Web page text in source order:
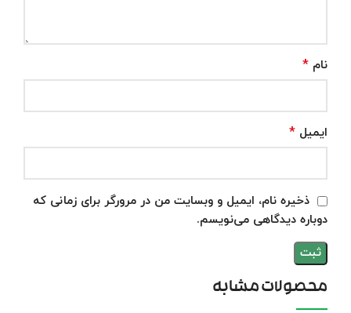
نام *
ایمیل *
ذخیره نام، ایمیل و وبسایت من در مرورگر برای زمانی که
دوباره دیدگاهی می‌نویسم.
محصولات مشابه